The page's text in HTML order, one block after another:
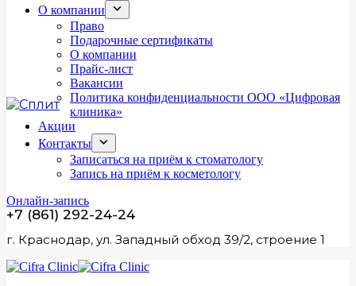
О компании
Право
Подарочные сертификаты
О компании
Прайс-лист
Вакансии
Политика конфиденциальности ООО «Цифровая
клиника»
Акции
Контакты
Записаться на приём к стоматологу
Запись на приём к косметологу
Онлайн-запись
+7 (861) 292-24-24
г. Краснодар, ул. Западный обход 39/2, строение 1